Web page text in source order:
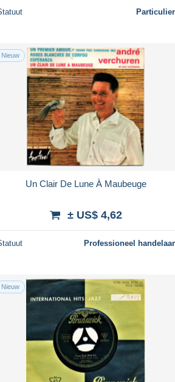
Particulier
Nieuw
Un Clair De Lune À Maubeuge
± US$ 4,62
Professioneel handelaar
Nieuw